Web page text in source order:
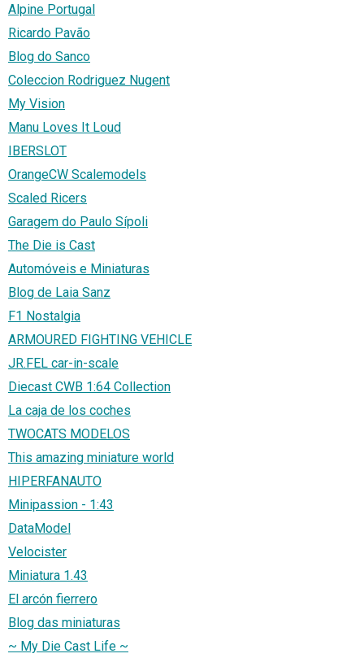
Alpine Portugal
Ricardo Pavão
Blog do Sanco
Coleccion Rodriguez Nugent
My Vision
Manu Loves It Loud
IBERSLOT
OrangeCW Scalemodels
Scaled Ricers
Garagem do Paulo Sípoli
The Die is Cast
Automóveis e Miniaturas
Blog de Laia Sanz
F1 Nostalgia
ARMOURED FIGHTING VEHICLE
JR.FEL car-in-scale
Diecast CWB 1:64 Collection
La caja de los coches
TWOCATS MODELOS
This amazing miniature world
HIPERFANAUTO
Minipassion - 1:43
DataModel
Velocister
Miniatura 1.43
El arcón fierrero
Blog das miniaturas
~ My Die Cast Life ~